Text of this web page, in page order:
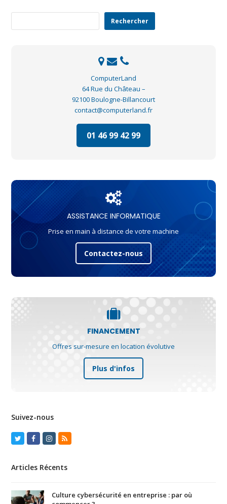
Rechercher
ComputerLand
64 Rue du Château –
92100 Boulogne-Billancourt
contact@computerland.fr
01 46 99 42 99
ASSISTANCE INFORMATIQUE
Prise en main à distance de votre machine
Contactez-nous
FINANCEMENT
Offres sur-mesure en location évolutive
Plus d'infos
Suivez-nous
TwitterFacebook
Instagram
RSS
Articles Récents
Culture cybersécurité en entreprise : par où